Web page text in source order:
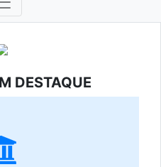
DESTAQUE